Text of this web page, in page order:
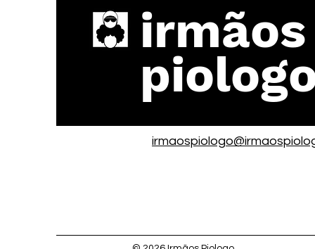
irmãos